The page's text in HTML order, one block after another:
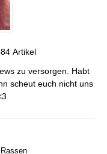
Artikel
zu versorgen. Habt
scheut euch nicht uns